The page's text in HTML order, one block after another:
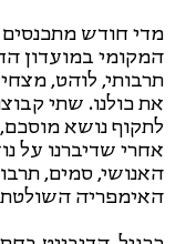
מדי חודש
המקומי במועדון
תרבותי, לוהט,
את כולנו. שתי
לתקוף נושא
אחרי שדיברנו על
האנושי, סמים,
האימפריה